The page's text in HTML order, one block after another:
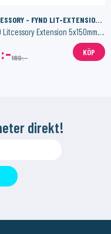
LITCESSORY - FYND LIT-EXTENSION 150MM-W05
FYND Litcessory Extension 5x150mm - White (Hue V3)
189:-
KÖP
direkt!